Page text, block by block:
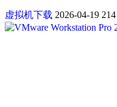
虚拟机下载 2026-04-19 214